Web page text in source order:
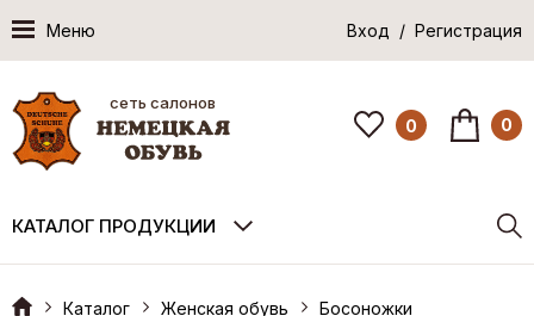
Меню Вход / Регистрация
сеть салонов
0 0
КАТАЛОГ ПРОДУКЦИИ
Каталог Женская обувь Босоножки